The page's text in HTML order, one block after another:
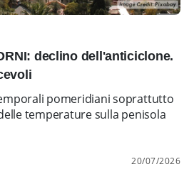
declino dell'anticiclone.
pomeridiani soprattutto
temperature sulla penisola
20/07/2026